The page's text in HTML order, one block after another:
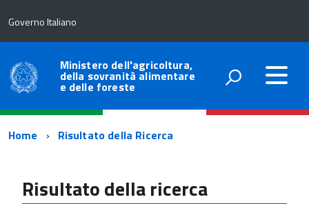
Governo Italiano
Ministero dell'agricoltura,
della sovranità alimentare
e delle foreste
Percorso
navigazione
Home Risultato della Ricerca
Risultato della ricerca